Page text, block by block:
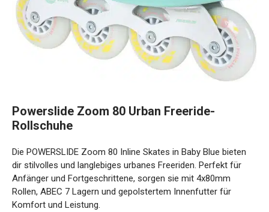
Rollschuhe
dir stilvolles und langlebiges urbanes Freeriden. Perfekt für
Anfänger und Fortgeschrittene, sorgen sie mit 4x80mm
Rollen, ABEC 7 Lagern und gepolstertem Innenfutter für
Komfort und Leistung.